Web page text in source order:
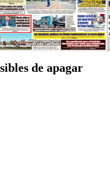
de apagar